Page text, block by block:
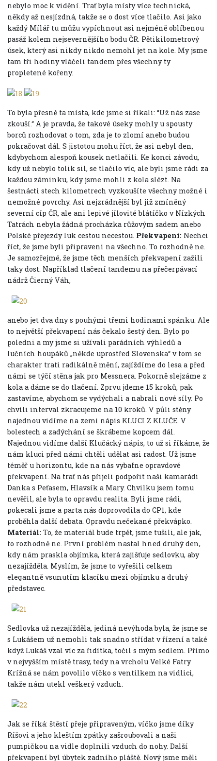
nebylo moc k vidění. Trať byla místy více technická,
někdy až nesjízdná, takže se o dost více tlačilo. Asi jako
každý Mílář tu můžu vypíchnout asi nejméně oblíbenou
pasáž kolem nejsevernějšího bodu ČR. Pětikilometrový
úsek, který asi nikdy nikdo nemohl jet na kole. My jsme
tam tři hodiny vláčeli tandem přes všechny ty
propletené kořeny.
To byla přesně ta místa, kde jsme si říkali: “Už nás zase
zkouší.“ A je pravda, že takové úseky mohly u spousty
borců rozhodovat o tom, zda je to zlomí anebo budou
pokračovat dál. S jistotou mohu říct, že asi nebyl den,
kdybychom alespoň kousek netlačili. Ke konci závodu,
kdy už nebylo tolik sil, se tlačilo víc, ale byli jsme rádi za
každou záminku, kdy jsme mohli z kola slézt. Na
šestnácti stech kilometrech vyzkoušíte všechny možné i
nemožné povrchy. Asi nejzrádnější byl již zmíněný
severní cíp ČR, ale ani lepivé jílovité blátíčko v Nízkých
Tatrách nebyla žádná procházka růžovým sadem anebo
Polské přejezdy luk cestou necestou. Překvapení: Nechci
říct, že jsme byli připraveni na všechno. To rozhodně ne.
Je samozřejmé, že jsme těch menších překvapení zažili
taky dost. Například tlačení tandemu na přečerpávací
nádrž Čierný Váh,
anebo jet dva dny s pouhými třemi hodinami spánku. Ale
to největší překvapení nás čekalo šestý den. Bylo po
poledni a my jsme si užívali parádních výhledů a
lučních houpáků „někde uprostřed Slovenska“ v tom se
charakter trati radikálně mění, zajíždíme do lesa a před
námi se týčí stěna jak pro Messnera. Pokorně slejzáme z
kola a dáme se do tlačení. Zprvu jdeme 15 kroků, pak
zastavíme, abychom se vydýchali a nabrali nové síly. Po
chvíli interval zkracujeme na 10 kroků. V půli stěny
najednou vidíme na zemi nápis KLUCI Z KLUČE. V
bolestech a zadýchání se škrábeme kopcem dál.
Najednou vidíme další Klučácký nápis, to už si říkáme, že
nám kluci před námi chtěli udělat asi radost. Už jsme
téměř u horizontu, kde na nás vybafne opravdové
překvapení. Na trať nás přijeli podpořit naši kamarádi
Danka s Peťasem, Hlavsík a Mary. Chvilku jsem tomu
nevěřil, ale byla to opravdu realita. Byli jsme rádi,
pokecali jsme a parta nás doprovodila do CP1, kde
proběhla další debata. Opravdu nečekané překvápko.
Materiál: To, že materiál bude trpět, jsme tušili, ale jak,
to rozhodně ne. První problém nastal hned druhý den,
kdy nám praskla objímka, která zajišťuje sedlovku, aby
nezajížděla. Myslím, že jsme to vyřešili celkem
elegantně vsunutím klacíku mezi objímku a druhý
představec.
Sedlovka už nezajížděla, jediná nevýhoda byla, že jsme se
s Lukášem už nemohli tak snadno střídat v řízení a také
když Lukáš vzal víc za řidítka, točil s mým sedlem. Přímo
v nejvyšším místě trasy, tedy na vrcholu Velké Fatry
Krížná se nám povolilo víčko s ventilkem na vidlici,
takže nám utekl veškerý vzduch.
Jak se říká: štěstí přeje připraveným, víčko jsme díky
Ríšovi a jeho kleštím zpátky zašroubovali a naši
pumpičkou na vidle doplnili vzduch do nohy. Další
překvapení byl úbytek zadního pláště. Nový jsme měli